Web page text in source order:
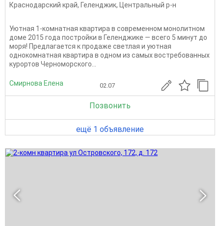
Краснодарский край, Геленджик, Центральный р-н
Уютная 1-комнатная квартира в современном монолитном
доме 2015 года постройки в Геленджике — всего 5 минут до
моря! Предлагается к продаже светлая и уютная
однокомнатная квартира в одном из самых востребованных
курортов Черноморского...
Смирнова Елена 02.07
Позвонить
ещё 1 объявление